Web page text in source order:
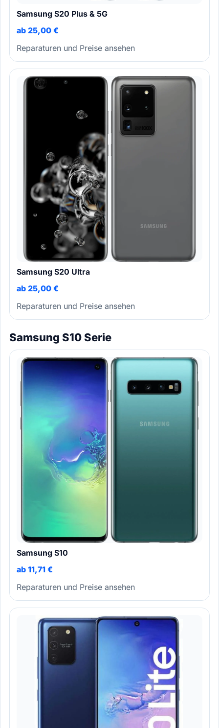
Samsung S20 Plus & 5G
ab 25,00 €
Reparaturen und Preise ansehen
Samsung S20 Ultra
ab 25,00 €
Reparaturen und Preise ansehen
Samsung S10 Serie
Samsung S10
ab 11,71 €
Reparaturen und Preise ansehen